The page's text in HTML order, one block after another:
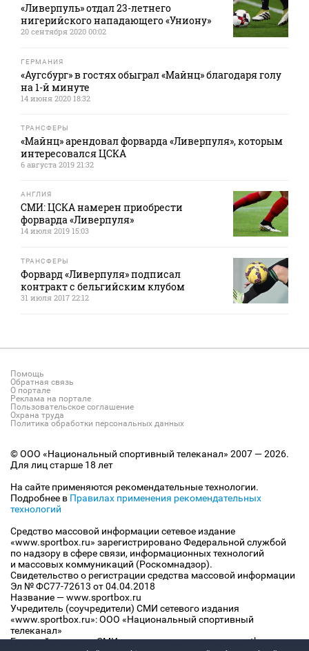
«Ливерпуль» отдал 23-летнего
нигерийского нападающего «Униону»
20 сентября 2020 00:02
ГЕРМАНИЯ
«Аугсбург» в гостях обыграл «Майнц» благодаря голу
на 1-й минуте
14 июня 2020 18:32
ТРАНСФЕРЫ
«Майнц» арендовал форварда «Ливерпуля», которым
интересовался ЦСКА
6 августа 2019 21:32
АНГЛИЯ
СМИ: ЦСКА намерен приобрести
форварда «Ливерпуля»
14 июля 2019 15:03
ТРАНСФЕРЫ
Форвард «Ливерпуля» подписал
контракт с бельгийским клубом
31 июля 2017 22:12
Помощь
Обратная связь
О портале
Реклама на портале
Пользовательское соглашение
Охрана труда
Политика обработки персональных данных
© ООО «Национальный спортивный телеканал» 2007 — 2026.
Для лиц старше 18 лет
На сайте применяются рекомендательные технологии.
Подробнее в Правилах применения рекомендательных
технологий
Средство массовой информации сетевое издание
«www.sportbox.ru» зарегистрировано Федеральной службой
по надзору в сфере связи, информационных технологий
и массовых коммуникаций (Роскомнадзор).
Свидетельство о регистрации средства массовой информации
Эл № ФС77-72613 от 04.04.2018
Название — www.sportbox.ru
Учредитель (соучредители) СМИ сетевого издания
«www.sportbox.ru»: ООО «Национальный спортивный
телеканал»
Главный редактор СМИ сетевого издания «www.sportbox.ru»: